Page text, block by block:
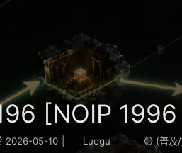
[NOIP
2026-05-10 Luogu 🟡 (普及